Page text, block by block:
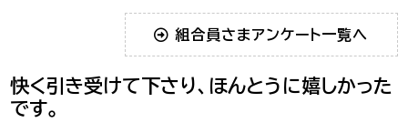
組合員さまアンケート一覧へ
快く引き受けて下さり、ほんとうに嬉しかった
です。